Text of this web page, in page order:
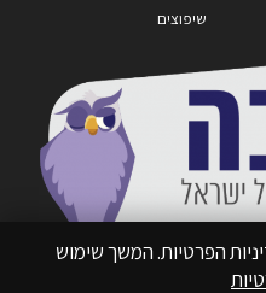
שיפוצים
הפרטיות. המשך שימוש